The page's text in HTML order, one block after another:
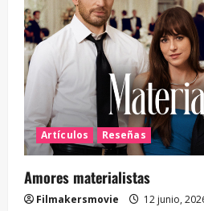
Artículos Reseñas
Amores materialistas
Filmakersmovie 12 junio,